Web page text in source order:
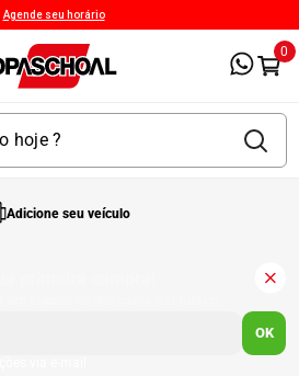
Agende seu horário
0
Adicione seu veículo
OK